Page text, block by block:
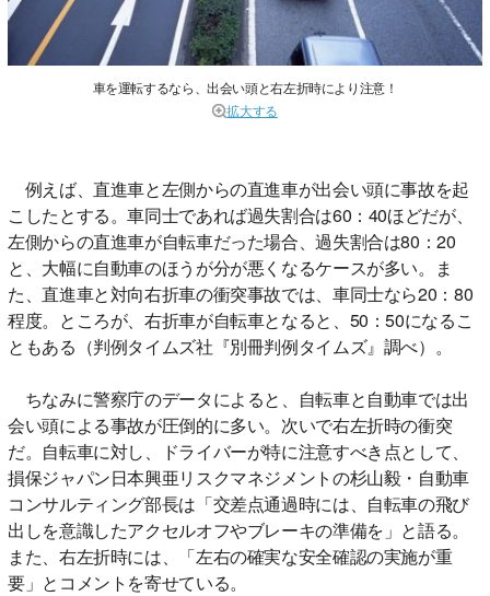
車を運転するなら、出会い頭と右左折時により注意！
拡大する
例えば、直進車と左側からの直進車が出会い頭に事故を起
こしたとする。車同士であれば過失割合は60：40ほどだが、
左側からの直進車が自転車だった場合、過失割合は80：20
と、大幅に自動車のほうが分が悪くなるケースが多い。ま
た、直進車と対向右折車の衝突事故では、車同士なら20：80
程度。ところが、右折車が自転車となると、50：50になるこ
ともある（判例タイムズ社『別冊判例タイムズ』調べ）。
ちなみに警察庁のデータによると、自転車と自動車では出
会い頭による事故が圧倒的に多い。次いで右左折時の衝突
だ。自転車に対し、ドライバーが特に注意すべき点として、
損保ジャパン日本興亜リスクマネジメントの杉山毅・自動車
コンサルティング部長は「交差点通過時には、自転車の飛び
出しを意識したアクセルオフやブレーキの準備を」と語る。
また、右左折時には、「左右の確実な安全確認の実施が重
要」とコメントを寄せている。